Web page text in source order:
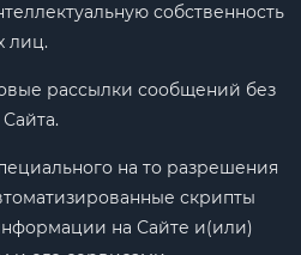
собственность
лиц.
рассылки сообщений без
на то разрешения
скрипты
на Сайте и(или)